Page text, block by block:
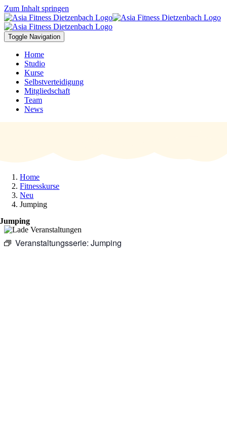
Zum Inhalt springen
Toggle Navigation
Home
Studio
Kurse
Selbstverteidigung
Mitgliedschaft
Team
News
Home
Fitnesskurse
Neu
Jumping
Jumping
Veranstaltungsserie: Jumping